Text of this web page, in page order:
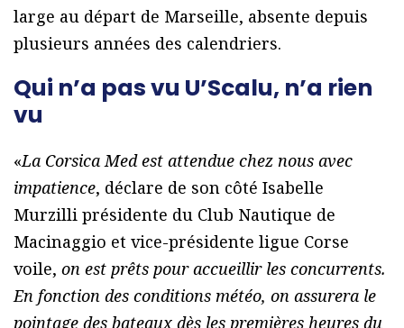
large au départ de Marseille, absente depuis
plusieurs années des calendriers.
Qui n’a pas vu U’Scalu, n’a rien
vu
«La Corsica Med est attendue chez nous avec
impatience, déclare de son côté Isabelle
Murzilli présidente du Club Nautique de
Macinaggio et vice-présidente ligue Corse
voile, on est prêts pour accueillir les concurrents.
En fonction des conditions météo, on assurera le
pointage des bateaux dès les premières heures du